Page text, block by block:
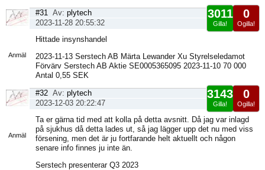
Anmäl
0
Ogilla!
3011
Gilla!
#31 Av: plytech
2023-11-28 20:55:32
Hittade insynshandel
2023-11-13 Serstech AB Märta Lewander Xu Styrelseledamot
Förvärv Serstech AB Aktie SE0005365095 2023-11-10 70 000
Antal 0,55 SEK
Anmäl
0
Ogilla!
3143
Gilla!
#32 Av: plytech
2023-12-03 20:22:47
Ta er gärna tid med att kolla på detta avsnitt. Då jag var inlagd
på sjukhus då detta lades ut, så jag lägger upp det nu med viss
försening, men det är ju fortfarande helt aktuellt och någon
senare info finnes ju inte än.
Serstech presenterar Q3 2023